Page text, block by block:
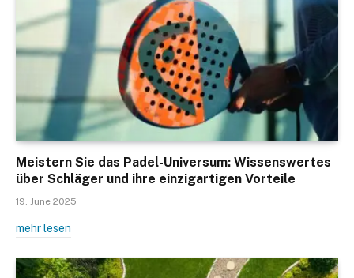
Meistern Sie das Padel-Universum: Wissenswertes
über Schläger und ihre einzigartigen Vorteile
19. June 2025
mehr lesen